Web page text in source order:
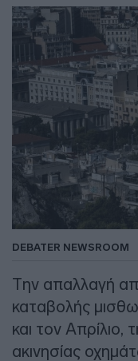
DEBATER NEWSROOM
Την απαλλαγή
καταβολής
και τον
ακινησίας